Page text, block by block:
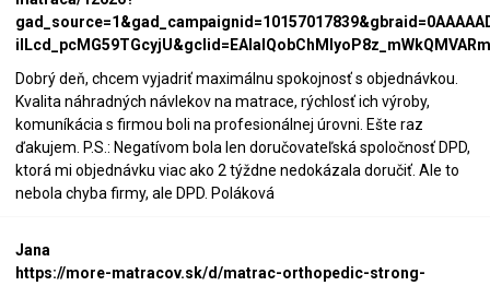
Dobrý deň, chcem vyjadriť maximálnu spokojnosť s objednávkou.
Kvalita náhradných návlekov na matrace, rýchlosť ich výroby,
komuníkácia s firmou boli na profesionálnej úrovni. Ešte raz
ďakujem. P.S.: Negatívom bola len doručovateľská spoločnosť DPD,
ktorá mi objednávku viac ako 2 týždne nedokázala doručiť. Ale to
nebola chyba firmy, ale DPD. Poláková
Jana
https://more-matracov.sk/d/matrac-orthopedic-strong-